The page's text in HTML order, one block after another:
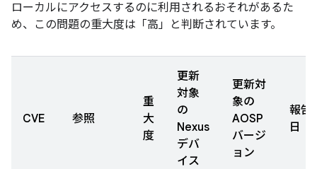
ローカルにアクセスするのに利用されるおそれがあるた
め、この問題の重大度は「高」と判断されています。
CVE 参照
重
大
度
更新
対象
の
Nexus
デバ
イス
更新対
象の
AOSP
バージ
ョン
報告
日